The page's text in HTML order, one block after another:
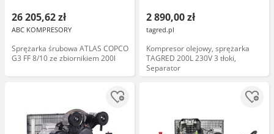
26 205,62 zł
ABC KOMPRESORY
Sprężarka śrubowa ATLAS COPCO
G3 FF 8/10 ze zbiornikiem 200l
2 890,00 zł
tagred.pl
Kompresor olejowy, sprężarka
TAGRED 200L 230V 3 tłoki,
Separator